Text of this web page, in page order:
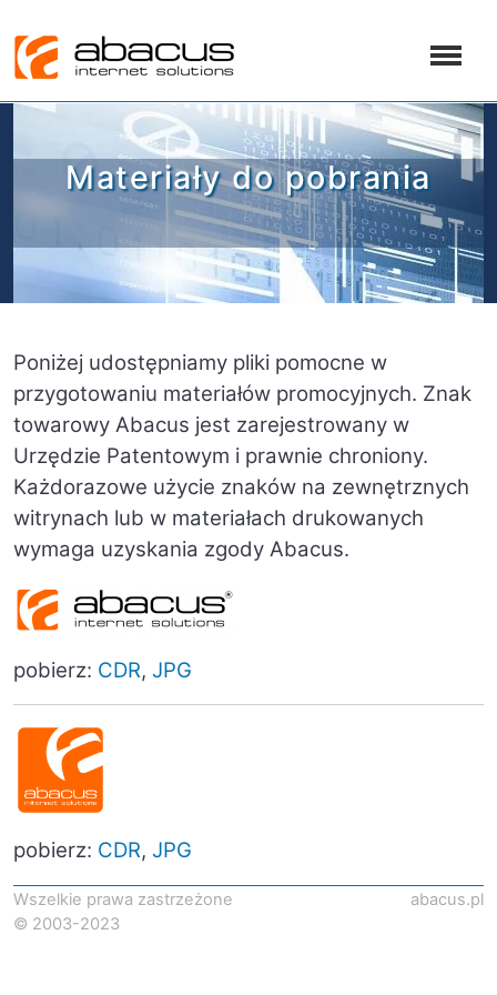
Materiały do pobrania
Poniżej udostępniamy pliki pomocne w
przygotowaniu materiałów promocyjnych. Znak
towarowy Abacus jest zarejestrowany w
Urzędzie Patentowym i prawnie chroniony.
Każdorazowe użycie znaków na zewnętrznych
witrynach lub w materiałach drukowanych
wymaga uzyskania zgody Abacus.
pobierz: CDR, JPG
pobierz: CDR, JPG
Wszelkie prawa zastrzeżone
© 2003-2023
abacus.pl